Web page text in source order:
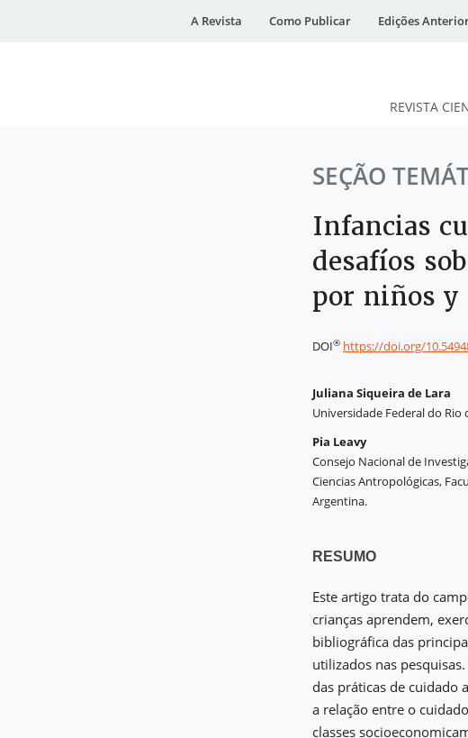
A Revista Como Publicar Edições
DESidades
REVISTA
SEÇÃO
Infancias
desafíos
por niños y
DOI® https://doi.org/
Juliana Siqueira de Lara
Universidade Federal do Rio
Pia Leavy
Consejo Nacional de
Ciencias Antropológicas,
Argentina.
RESUMO
Este artigo trata do
crianças aprendem,
bibliográfica das
utilizados nas
das práticas de cuidado
a relação entre o
classes